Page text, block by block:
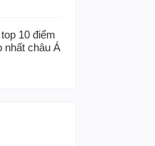
10 điểm
nhất châu Á